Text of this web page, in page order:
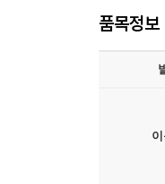
품목정보